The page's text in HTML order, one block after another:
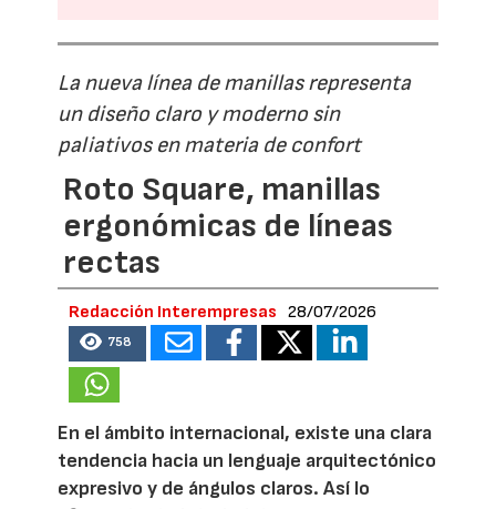
La nueva línea de manillas representa
un diseño claro y moderno sin
paliativos en materia de confort
Roto Square, manillas
ergonómicas de líneas
rectas
Redacción Interempresas 28/07/2026
758
En el ámbito internacional, existe una clara
tendencia hacia un lenguaje arquitectónico
expresivo y de ángulos claros. Así lo